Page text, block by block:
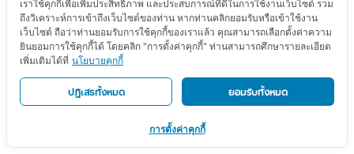
ที่เที่ยวแคนาดา หลายแห่งติดอันดับที่เที่ยวที่สวยที่สุดในโลก วันนี้ Allianz
Travel จะพาคุณไปสัมผัสประ...
พาเที่ยว 20 สถานที่น่าเที่ยวในภูมิภาคเอเชียตะวันออกเฉียงใต้ เที่ยวง่าย ใกล้บ
เราใช้คุกกี้เพื่อเพิ่มประสิทธิภาพ และประสบการณ์ที่ดีในการใช้งานเว็บไซต์ รวม
ถึงวิเคราะห์การเข้าถึงเว็บไซต์ของท่าน หากท่านคลิกยอมรับหรือเข้าใช้งาน
เว็บไซต์ ถือว่าท่านยอมรับการใช้คุกกี้ของเราแล้ว คุณสามารถเลือกตั้งค่าความ
ยินยอมการใช้คุกกี้ได้ โดยคลิก "การตั้งค่าคุกกี้" ท่านสามารถศึกษารายละเอียด
เพิ่มเติมได้ที่ นโยบายคุกกี้
ปฏิเสธทั้งหมด ยอมรับทั้งหมด
การตั้งค่าคุกกี้